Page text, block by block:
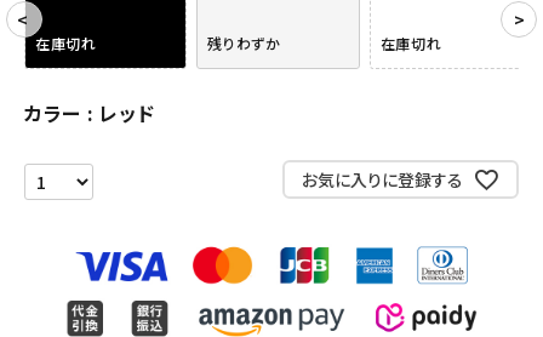
ACCOUNT MENU
ようこそ ゲスト 様
meeting_room ログイン
在庫切れ 残りわずか 在庫切れ
カラー レッド
お気に入りに登録する